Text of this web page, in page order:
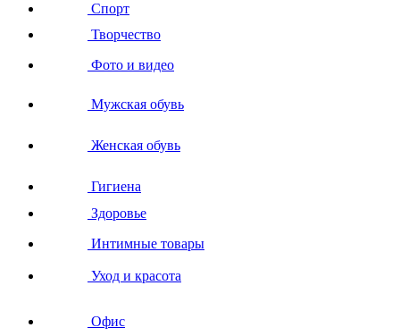
Спорт
Творчество
Фото и видео
Мужская обувь
Женская обувь
Гигиена
Здоровье
Интимные товары
Уход и красота
Офис